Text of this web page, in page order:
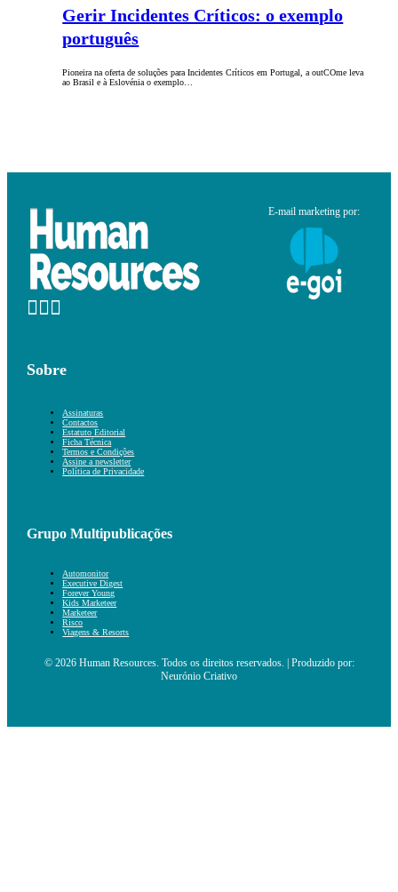
Gerir Incidentes Críticos: o exemplo
português
Pioneira na oferta de soluções para Incidentes Críticos em Portugal, a outCOme leva
ao Brasil e à Eslovénia o exemplo…
E-mail marketing por:
Sobre
Assinaturas
Contactos
Estatuto Editorial
Ficha Técnica
Termos e Condições
Assine a newsletter
Política de Privacidade
Grupo Multipublicações
Automonitor
Executive Digest
Forever Young
Kids Marketeer
Marketeer
Risco
Viagens & Resorts
© 2026 Human Resources. Todos os direitos reservados. | Produzido por:
Neurónio Criativo